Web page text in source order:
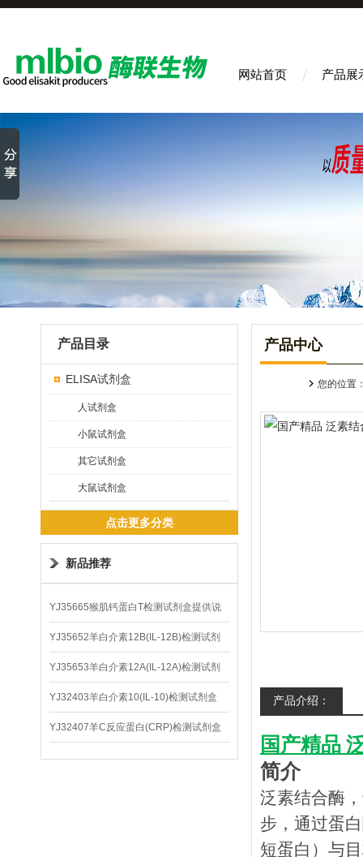
网站首页 产品展
产品目录
ELISA试剂盒
人试剂盒
小鼠试剂盒
其它试剂盒
大鼠试剂盒
点击更多分类
新品推荐
YJ35665猴肌钙蛋白T检测试剂盒提供说
明书
YJ35652羊白介素12B(IL-12B)检测试剂
盒
YJ35653羊白介素12A(IL-12A)检测试剂
盒
YJ32403羊白介素10(IL-10)检测试剂盒
YJ32407羊C反应蛋白(CRP)检测试剂盒
产品中心
您的位置
产品介绍：
国产精品
简介
泛素结合酶
步，通过蛋
短蛋白）与